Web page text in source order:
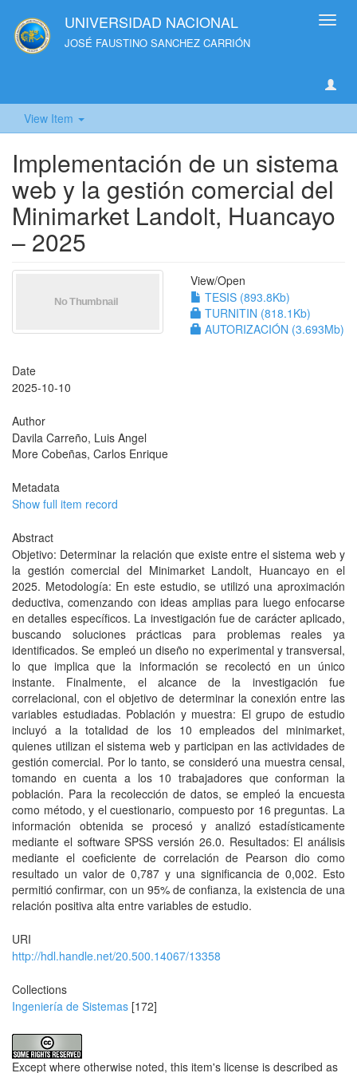
UNIVERSIDAD NACIONAL
JOSÉ FAUSTINO SANCHEZ CARRIÓN
View Item
Implementación de un sistema
web y la gestión comercial del
Minimarket Landolt, Huancayo
– 2025
View/Open
TESIS (893.8Kb)
TURNITIN (818.1Kb)
AUTORIZACIÓN (3.693Mb)
Date
2025-10-10
Author
Davila Carreño, Luis Angel
More Cobeñas, Carlos Enrique
Metadata
Show full item record
Abstract
Objetivo: Determinar la relación que existe entre el sistema web y
la gestión comercial del Minimarket Landolt, Huancayo en el
2025. Metodología: En este estudio, se utilizó una aproximación
deductiva, comenzando con ideas amplias para luego enfocarse
en detalles específicos. La investigación fue de carácter aplicado,
buscando soluciones prácticas para problemas reales ya
identificados. Se empleó un diseño no experimental y transversal,
lo que implica que la información se recolectó en un único
instante. Finalmente, el alcance de la investigación fue
correlacional, con el objetivo de determinar la conexión entre las
variables estudiadas. Población y muestra: El grupo de estudio
incluyó a la totalidad de los 10 empleados del minimarket,
quienes utilizan el sistema web y participan en las actividades de
gestión comercial. Por lo tanto, se consideró una muestra censal,
tomando en cuenta a los 10 trabajadores que conforman la
población. Para la recolección de datos, se empleó la encuesta
como método, y el cuestionario, compuesto por 16 preguntas. La
información obtenida se procesó y analizó estadísticamente
mediante el software SPSS versión 26.0. Resultados: El análisis
mediante el coeficiente de correlación de Pearson dio como
resultado un valor de 0,787 y una significancia de 0,002. Esto
permitió confirmar, con un 95% de confianza, la existencia de una
relación positiva alta entre variables de estudio.
URI
http://hdl.handle.net/20.500.14067/13358
Collections
Ingeniería de Sistemas [172]
Except where otherwise noted, this item's license is described as